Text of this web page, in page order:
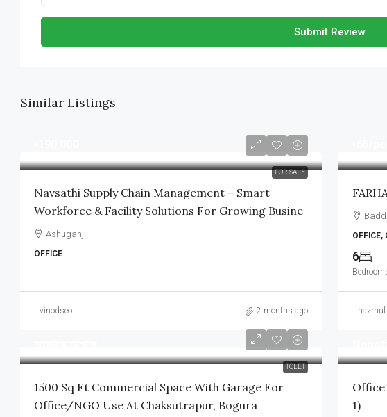
Submit Review
Similar Listings
FOR SALE
Navsathi Supply Chain Management – Smart
Workforce & Facility Solutions For Growing Busine
Ashuganj
OFFICE
vinodseo 2 months ago
OFFICE,
6
nazmul
TOLET
1500 Sq Ft Commercial Space With Garage For
Office/NGO Use At Chaksutrapur, Bogura
Office
1)